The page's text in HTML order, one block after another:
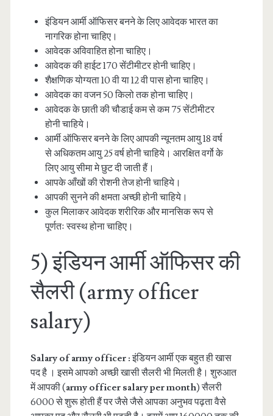
इंडियन आर्मी ऑफिसर बनने के लिए आवेदक भारत का
नागरिक होना चाहिए।
आवेदक अविवाहित होना चाहिए।
आवेदक की हाईट 170 सेंटीमीटर होनी चाहिए।
शैक्षणिक योग्यता 10 वी या 12 वी पास होना चाहिए।
आवेदक का वजन 50 किलो तक होना चाहिए।
आवेदक के छाती की चौडाई कम से कम 75 सेंटीमीटर
होनी चाहिये।
आर्मी ऑफिसर बनने के लिए आपकी न्यूनतम आयु 18 वर्ष
से अधिकतम आयु 25 वर्ष होनी चाहिये। आरक्षित वर्गो के
लिए आयु सीमा मे छुट दी जाती हैं।
आपके आँखों की रोशनी तेज होनी चाहिये।
आपकी सुनने की क्षमता अच्छी होनी चाहिये।
कुल मिलाकर आवेदक शरीरिक और मानसिक रूप से
पूर्णतः स्वस्थ होना चाहिए।
5) इंडियन आर्मी ऑफिसर की
सैलरी (army officer
salary)
Salary of army officer :इंडियन आर्मी एक बहुत ही खास
पद है । इसमे आपको अच्छी खासी सैलरी भी मिलती है। शुरुआत
में आपकी (army officer salary per month) सैलरी
6000 से शुरू होती हैं पर जैसे जैसे आपका अनुभव पढ़ता वैसे